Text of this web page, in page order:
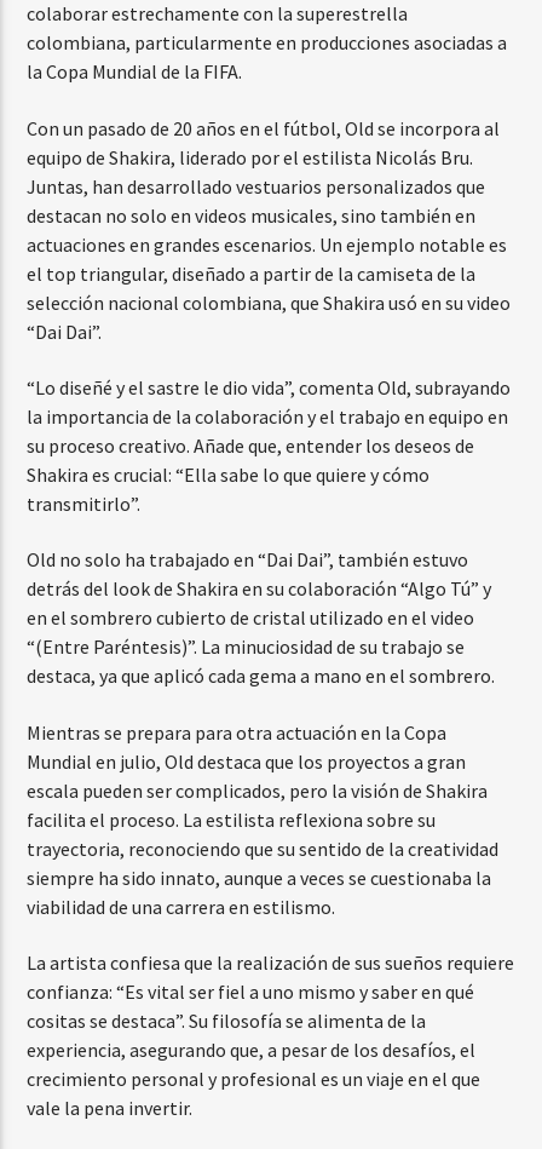
colaborar estrechamente con la superestrella
colombiana, particularmente en producciones asociadas a
la Copa Mundial de la FIFA.
Con un pasado de 20 años en el fútbol, Old se incorpora al
equipo de Shakira, liderado por el estilista Nicolás Bru.
Juntas, han desarrollado vestuarios personalizados que
destacan no solo en videos musicales, sino también en
actuaciones en grandes escenarios. Un ejemplo notable es
el top triangular, diseñado a partir de la camiseta de la
selección nacional colombiana, que Shakira usó en su video
“Dai Dai”.
“Lo diseñé y el sastre le dio vida”, comenta Old, subrayando
la importancia de la colaboración y el trabajo en equipo en
su proceso creativo. Añade que, entender los deseos de
Shakira es crucial: “Ella sabe lo que quiere y cómo
transmitirlo”.
Old no solo ha trabajado en “Dai Dai”, también estuvo
detrás del look de Shakira en su colaboración “Algo Tú” y
en el sombrero cubierto de cristal utilizado en el video
“(Entre Paréntesis)”. La minuciosidad de su trabajo se
destaca, ya que aplicó cada gema a mano en el sombrero.
Mientras se prepara para otra actuación en la Copa
Mundial en julio, Old destaca que los proyectos a gran
escala pueden ser complicados, pero la visión de Shakira
facilita el proceso. La estilista reflexiona sobre su
trayectoria, reconociendo que su sentido de la creatividad
siempre ha sido innato, aunque a veces se cuestionaba la
viabilidad de una carrera en estilismo.
La artista confiesa que la realización de sus sueños requiere
confianza: “Es vital ser fiel a uno mismo y saber en qué
cositas se destaca”. Su filosofía se alimenta de la
experiencia, asegurando que, a pesar de los desafíos, el
crecimiento personal y profesional es un viaje en el que
vale la pena invertir.